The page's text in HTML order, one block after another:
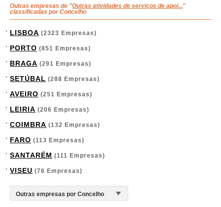
Outras empresas de "Outras atividades de serviços de apoi..."
classificadas por Concelho
LISBOA (2323 Empresas)
PORTO (851 Empresas)
BRAGA (291 Empresas)
SETÚBAL (288 Empresas)
AVEIRO (251 Empresas)
LEIRIA (206 Empresas)
COIMBRA (132 Empresas)
FARO (113 Empresas)
SANTARÉM (111 Empresas)
VISEU (76 Empresas)